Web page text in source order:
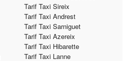
Tarif Taxi Sireix
Tarif Taxi Andrest
Tarif Taxi Sarniguet
Tarif Taxi Azereix
Tarif Taxi Hibarette
Tarif Taxi Lanne